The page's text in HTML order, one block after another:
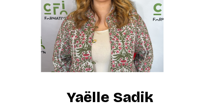
Yaëlle Sadik